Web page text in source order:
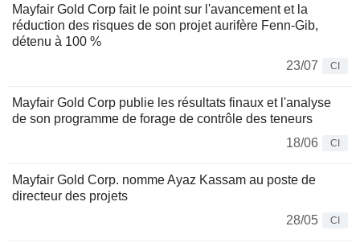
Mayfair Gold Corp fait le point sur l'avancement et la
réduction des risques de son projet aurifère Fenn-Gib,
détenu à 100 %
23/07
CI
Mayfair Gold Corp publie les résultats finaux et l'analyse
de son programme de forage de contrôle des teneurs
18/06
CI
Mayfair Gold Corp. nomme Ayaz Kassam au poste de
directeur des projets
28/05
CI